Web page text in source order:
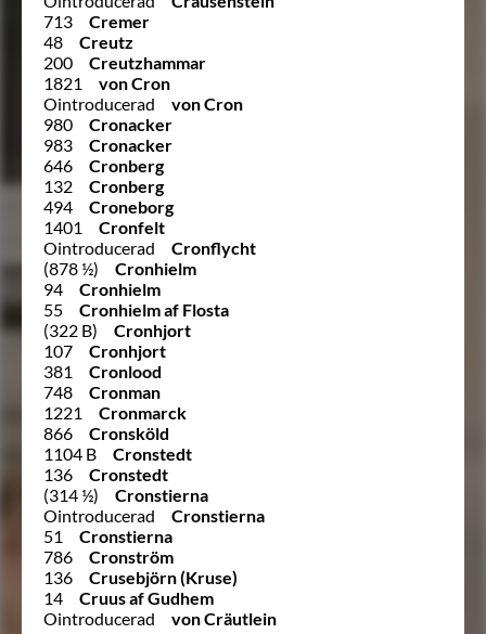
713
Cremer
48
Creutz
200
Creutzhammar
1821
von Cron
Ointroducerad
von Cron
980
Cronacker
983
Cronacker
646
Cronberg
132
Cronberg
494
Croneborg
1401
Cronfelt
Ointroducerad
Cronflycht
(878 ½)
Cronhielm
94
Cronhielm
55
Cronhielm af Flosta
(322 B)
Cronhjort
107
Cronhjort
381
Cronlood
748
Cronman
1221
Cronmarck
866
Cronsköld
1104 B
Cronstedt
136
Cronstedt
(314 ½)
Cronstierna
Ointroducerad
Cronstierna
51
Cronstierna
786
Cronström
136
Crusebjörn (Kruse)
14
Cruus af Gudhem
Ointroducerad
von Cräutlein